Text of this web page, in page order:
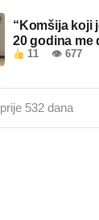
“Komšija koji
20 godina me
11 👁 677
prije 532 dana